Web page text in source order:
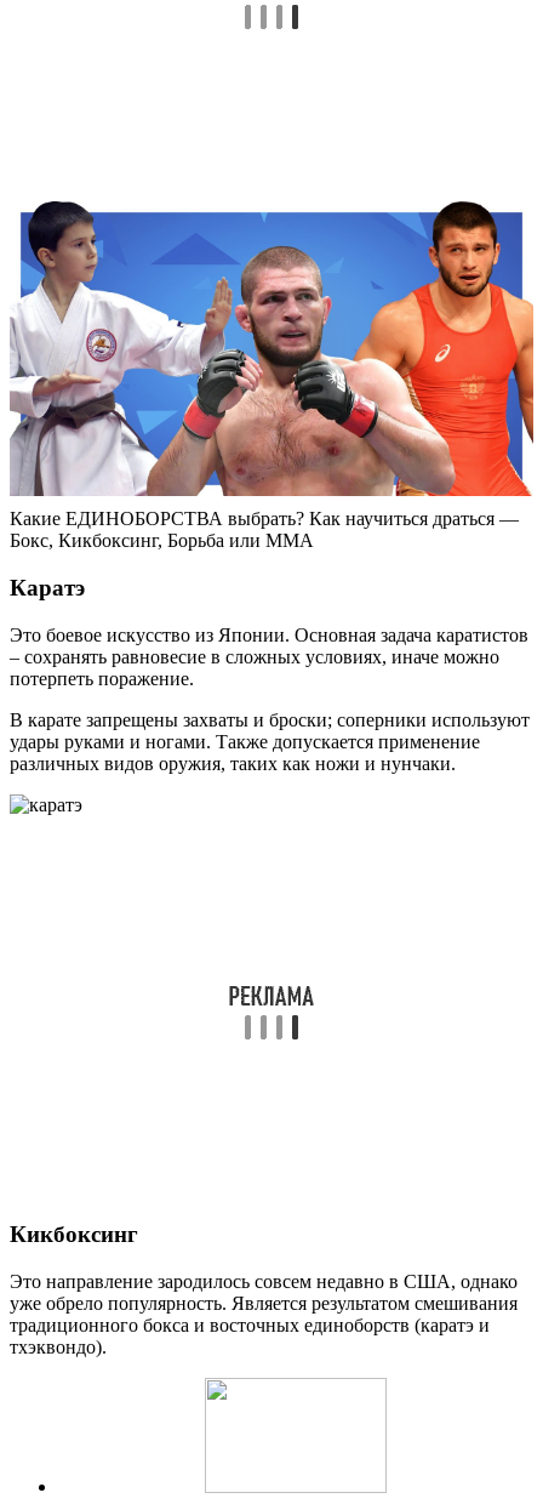
Какие ЕДИНОБОРСТВА выбрать? Как научиться драться —
Бокс, Кикбоксинг, Борьба или ММА
Каратэ
Это боевое искусство из Японии. Основная задача каратистов
– сохранять равновесие в сложных условиях, иначе можно
потерпеть поражение.
В карате запрещены захваты и броски; соперники используют
удары руками и ногами. Также допускается применение
различных видов оружия, таких как ножи и нунчаки.
Кикбоксинг
Это направление зародилось совсем недавно в США, однако
уже обрело популярность. Является результатом смешивания
традиционного бокса и восточных единоборств (каратэ и
тхэквондо).